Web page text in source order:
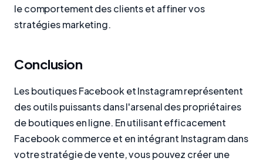
le comportement des clients et affiner vos
stratégies marketing.
Conclusion
Les boutiques Facebook et Instagram représentent
des outils puissants dans l'arsenal des propriétaires
de boutiques en ligne. En utilisant efficacement
Facebook commerce et en intégrant Instagram dans
votre stratégie de vente, vous pouvez créer une